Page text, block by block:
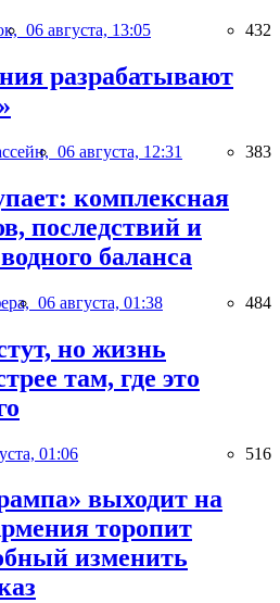
06 августа, 13:05 432
разрабатывают
06 августа, 12:31 383
комплексная
последствий и
баланса
06 августа, 01:38 484
но жизнь
там, где это
01:06 516
выходит на
торопит
изменить